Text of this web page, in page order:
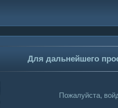
Для дальнейшего
Пожалуйста,